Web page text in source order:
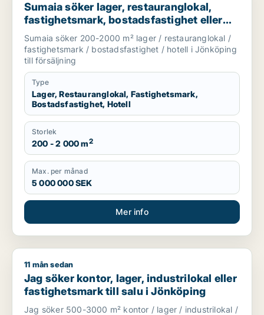
Sumaia söker lager, restauranglokal,
fastighetsmark, bostadsfastighet eller
hotell till salu i Jönköping
Sumaia söker 200-2000 m² lager / restauranglokal /
fastighetsmark / bostadsfastighet / hotell i Jönköping
till försäljning
Type
Lager, Restauranglokal, Fastighetsmark,
Bostadsfastighet, Hotell
Storlek
200 - 2 000 m2
Max. per månad
5 000 000 SEK
Mer info
Jag söker kontor, lager, industrilokal eller fastighetsmark till
11 mån sedan
Jag söker kontor, lager, industrilokal eller
fastighetsmark till salu i Jönköping
Jag söker 500-3000 m² kontor / lager / industrilokal /